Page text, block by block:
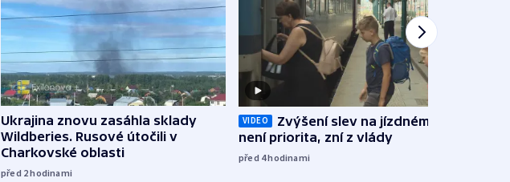
Ukrajina znovu zasáhla sklady
Wildberies. Rusové útočili v
Charkovské oblasti
před 2hodinami
VIDEO
Zvýšení slev na jízdném teď
není priorita, zní z vlády
před 4hodinami